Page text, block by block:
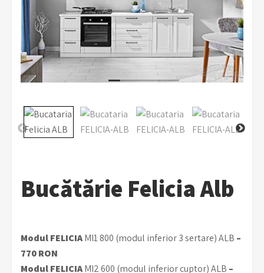
Bucătărie Felicia Alb
Modul FELICIAMI1 800 (modul inferior 3 sertare) ALB –
770 RON
Modul FELICIAMI2 600 (modul inferior cuptor) ALB –